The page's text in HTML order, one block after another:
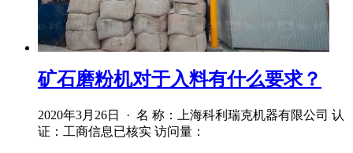
矿石磨粉机对于入料有什么要求？
2020年3月26日 · 名 称：上海科利瑞克机器有限公司 认
证：工商信息已核实 访问量：